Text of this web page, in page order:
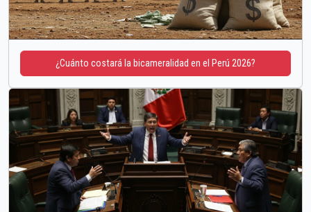
¿Cuánto costará la bicameralidad en el Perú 2026?